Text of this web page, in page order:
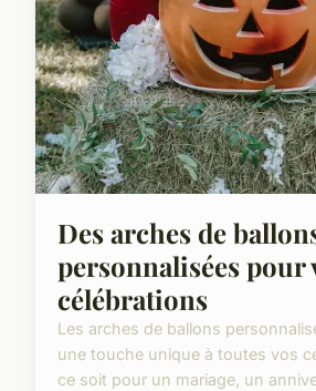
Des arches de
personnalisées pour
célébrations
Les arches de ballons
une touche unique à toutes vos
ce soit pour un mariage, un